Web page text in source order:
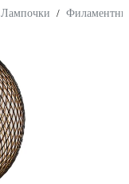
Лампочки /